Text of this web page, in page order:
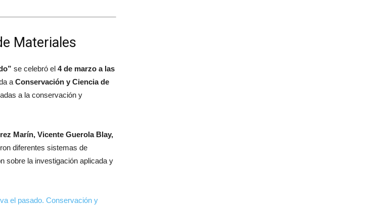
Materiales
se celebró el 4de marzo a las
a Conservación y Ciencia de
a la conservación y
Marín, Vicente Guerola Blay,
diferentes sistemas de
sobre la investigación aplicada y
el pasado. Conservación y